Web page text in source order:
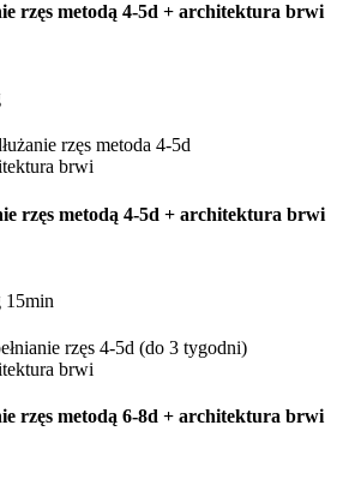
rzęs metodą 4-5d + architektura brwi
rzęs metoda 4-5d
brwi
rzęs metodą 4-5d + architektura brwi
15min
rzęs 4-5d (do 3 tygodni)
brwi
rzęs metodą 6-8d + architektura brwi